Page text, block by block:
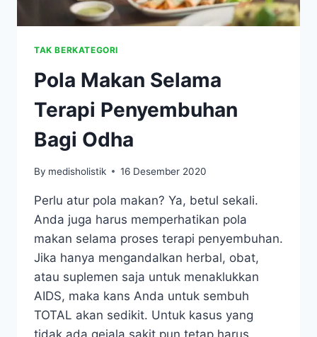
TAK BERKATEGORI
Pola Makan Selama
Terapi Penyembuhan
Bagi Odha
By medisholistik 16 Desember 2020
Perlu atur pola makan? Ya, betul sekali.
Anda juga harus memperhatikan pola
makan selama proses terapi penyembuhan.
Jika hanya mengandalkan herbal, obat,
atau suplemen saja untuk menaklukkan
AIDS, maka kans Anda untuk sembuh
TOTAL akan sedikit. Untuk kasus yang
tidak ada gejala sakit pun tetap harus